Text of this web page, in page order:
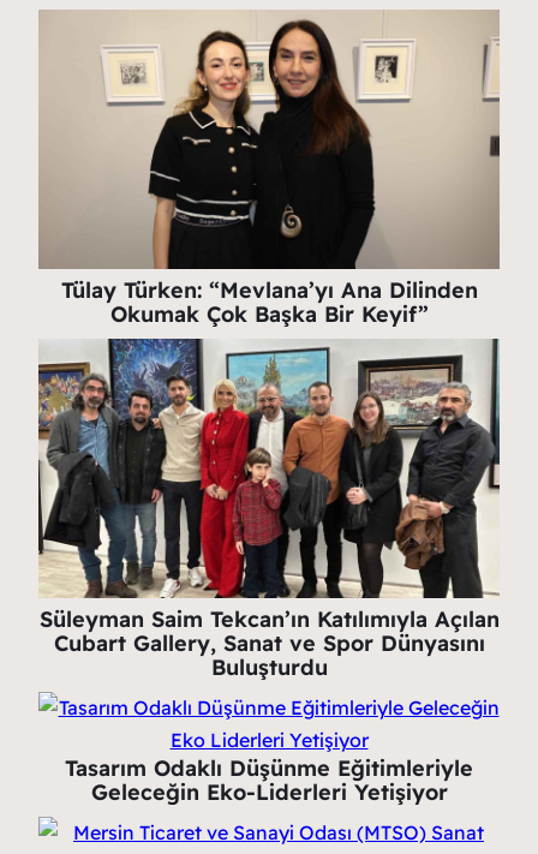
Tülay Türken: “Mevlana’yı Ana Dilinden
Okumak Çok Başka Bir Keyif”
Süleyman Saim Tekcan’ın Katılımıyla Açılan
Cubart Gallery, Sanat ve Spor Dünyasını
Buluşturdu
Tasarım Odaklı Düşünme Eğitimleriyle
Geleceğin Eko-Liderleri Yetişiyor